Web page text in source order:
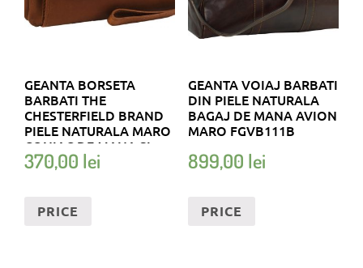
GEANTA BORSETA
BARBATI THE
CHESTERFIELD BRAND
PIELE NATURALA MARO
CONIAC DE MANA SI
UMAR EVELYN
370,00 lei
PRICE
GEANTA VOIAJ BARBATI
DIN PIELE NATURALA
BAGAJ DE MANA AVION
MARO FGVB111B
899,00 lei
PRICE